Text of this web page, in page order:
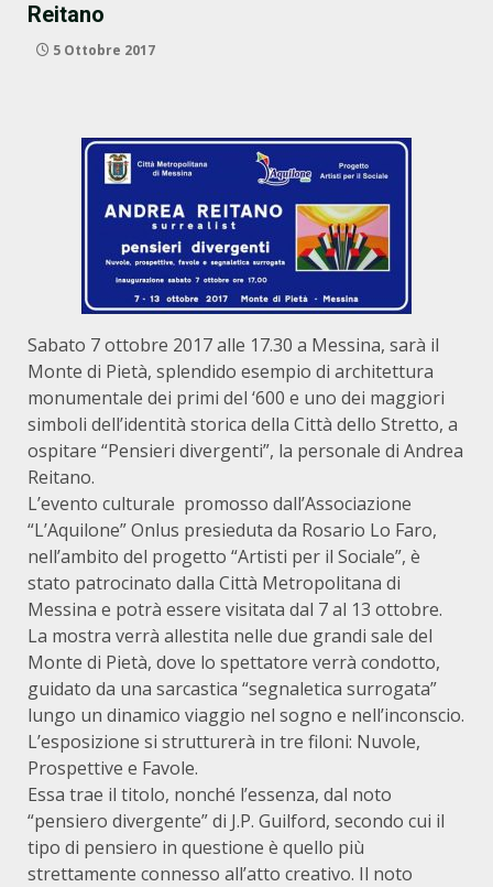
Reitano
5 Ottobre 2017
Sabato 7 ottobre 2017 alle 17.30 a Messina, sarà il
Monte di Pietà, splendido esempio di architettura
monumentale dei primi del ‘600 e uno dei maggiori
simboli dell’identità storica della Città dello Stretto, a
ospitare “Pensieri divergenti”, la personale di Andrea
Reitano.
L’evento culturale promosso dall’Associazione
“L’Aquilone” Onlus presieduta da Rosario Lo Faro,
nell’ambito del progetto “Artisti per il Sociale”, è
stato patrocinato dalla Città Metropolitana di
Messina e potrà essere visitata dal 7 al 13 ottobre.
La mostra verrà allestita nelle due grandi sale del
Monte di Pietà, dove lo spettatore verrà condotto,
guidato da una sarcastica “segnaletica surrogata”
lungo un dinamico viaggio nel sogno e nell’inconscio.
L’esposizione si strutturerà in tre filoni: Nuvole,
Prospettive e Favole.
Essa trae il titolo, nonché l’essenza, dal noto
“pensiero divergente” di J.P. Guilford, secondo cui il
tipo di pensiero in questione è quello più
strettamente connesso all’atto creativo. Il noto